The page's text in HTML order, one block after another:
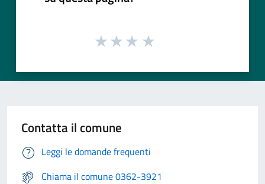
Contatta il comune
Leggi le domande frequenti
Chiama il comune 0362-3921